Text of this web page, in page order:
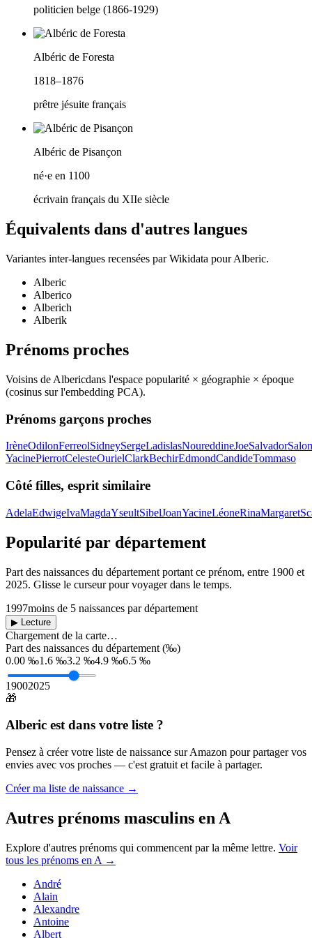
politicien belge (1866-1929)
Albéric de Foresta
1818–1876
prêtre jésuite français
Albéric de Pisançon
né·e en 1100
écrivain français du XIIe siècle
Équivalents dans d'autres langues
Variantes inter-langues recensées par Wikidata pourAlberic.
Alberic
Alberico
Alberich
Alberik
Prénoms proches
Voisins de Albericdans l'espace popularité × géographie × époque
(cosinus sur l'embedding PCA).
Prénoms garçons proches
IrèneOdilonFerreolSidneySergeLadislasNoureddineJoeSalvador
YacinePierrotCelesteOurielClarkBechirEdmondCandideTommaso
Côté filles, esprit similaire
AdelaEdwigeIvaMagdaYseultSibelJoanYacineLéoneRinaMargaret
Popularité par département
Part des naissances du département portant ce prénom, entre 1900 et
2025. Glisse le curseur pour voyager dans le temps.
1997moins de 5 naissances par département
▶ Lecture
Chargement de la carte…
Part des naissances du département (‰)
0.00 ‰1.6 ‰3.2 ‰4.9 ‰6.5 ‰
19002025
🎁
Alberic est dans votre liste ?
Pensez à créer votre liste de naissance sur Amazon pour partager vos
envies avec vos proches — c'est gratuit et facile à partager.
Créer ma liste de naissance →
Autres prénoms masculins en A
Explore d'autres prénoms qui commencent par la même lettre. Voir
tous les prénoms en A →
André
Alain
Alexandre
Antoine
Albert